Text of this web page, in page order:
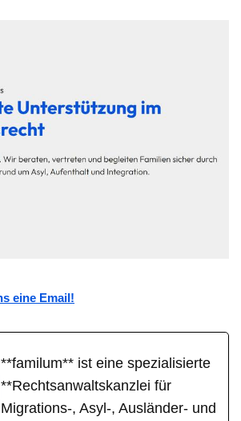
eine Email!
**familum** ist eine spezialisierte
**Rechtsanwaltskanzlei für
Migrations-, Asyl-, Ausländer- und